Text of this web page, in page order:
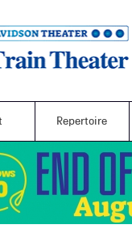
Repertoire